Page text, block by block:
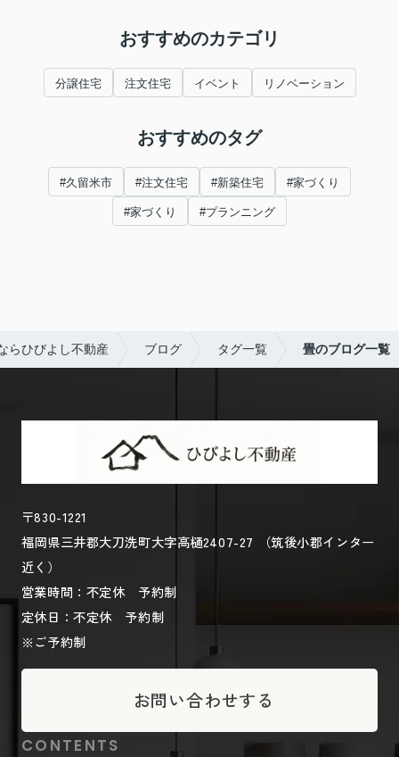
おすすめのカテゴリ
分譲住宅 注文住宅 イベント リノベーション
おすすめのタグ
#久留米市 #注文住宅 #新築住宅 #家づくり
#家づくり #プランニング
らひびよし不動産 ブログ タグ一覧 畳のブログ一覧
〒830-1221
福岡県三井郡大刀洗町大字高樋2407-27 （筑後小郡インター
近く）
営業時間：不定休 予約制
定休日：不定休 予約制
※ご予約制
お問い合わせする
CONTENTS